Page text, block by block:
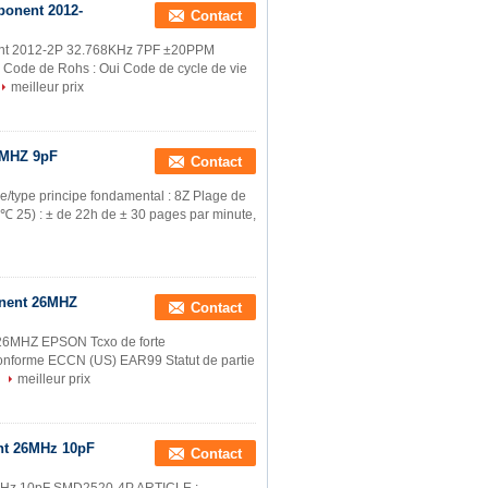
2012- Contact
2012-2P 32.768KHz 7PF ±20PPM
de Rohs : Oui Code de cycle de vie
meilleur prix
9pF Contact
type principe fondamental : 8Z Plage de
25) : ± de 22h de ± 30 pages par minute,
26MHZ Contact
EPSON Tcxo de forte
ECCN (US) EAR99 Statut de partie
meilleur prix
26MHz 10pF Contact